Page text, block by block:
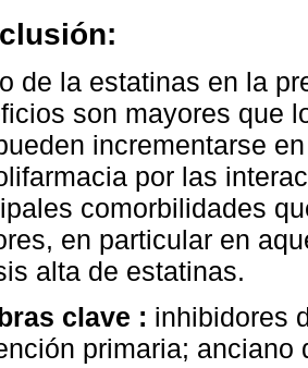
de la estatinas en la
son mayores que
incrementarse
por las
comorbilidades
en particular en
alta de estatinas.
clave : inhibidores
primaria; anciano